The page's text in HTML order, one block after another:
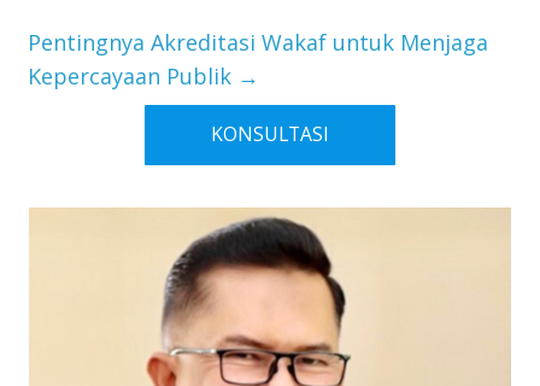
Pentingnya Akreditasi Wakaf untuk Menjaga
Kepercayaan Publik →
KONSULTASI